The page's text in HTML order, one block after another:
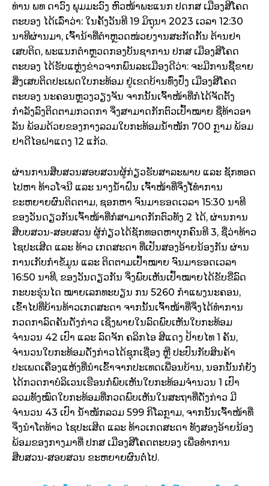
ທ່ານ ພທ ດາວົງ ພຸມມະວົງ ຫົວໜ້າພະແນກ ປດກສ ເມືອງສີໂຄດ
ຕະບອງ ໄດ້ເລົ່າວ່າ: ໃນຄັ້ງວັນທີ 19 ມິຖຸນາ 2023 ເວລາ 12:30
ນາທີຜ່ານມາ, ເຈົ້ານ້າທີ່ຕຳຫຼວດໜ່ວຍງານສະກັດກັ້ນ ຕ້ານຢາ
ເສບຕິດ, ພະແນກຕຳຫຼວດກອງບັນຊາການ ປກສ ເມືອງສິໂຄດ
ຕະບອງ ໄດ້ຮັບແຫຼ່ງຂ່າວຈາກພົນລະເມືອງດີວ່າ: ຈະມີການຊື້ຂາຍ
ສິ່ງເສບຕິດປະເພດໃບກະທ້ອມ ຢູ່ເຂດບ້ານທົ່ງປົ່ງ ເມືອງສີໂຄດ
ຕະບອງ ນະຄອນຫຼວງວຽງຈັນ ຈາກນັ້ນເຈົ້າໜ້າທີ່ກໍໄດ້ຈັດຕັ້ງ
ກຳລັງລົງຕິດຕາມກວດກາ ຈຶ່ງສາມາດກັກຕົວເປົ້າໝາຍ ຊື່ທ້າວອາ
ລັນ ພ້ອມດ້ວຍຂອງກາງລວມໃບກະທ້ອມນ້ຳໜັກ 700 ກຼາມ ພ້ອມ
ຢາດີໄອຝາແດງ 12 ແກ້ວ.
ຜ່ານການສືບສວນສອບສວນຜູ້ກ່ຽວຮັບສາລະພາບ ແລະ ຊັກທອດ
ໄປຫາ ທ້າວໂຈນີ ແລະ ນາງນ້ຳຝົນ ເຈົ້າໜ້າທີ່ຈຶ່ງໄ້ທຳການ
ຂະຫຍາຍຜົນຕິດຕາມ, ຊອກຫາ ຈົນມາຮອດເວລາ 15:30 ນາທີ
ຂອງວັນດຽວກັນເຈົ້າໜ້າທີ່ກໍສາມາດກັກຕົວທັງ 2 ໄດ້, ຜ່ານການ
ສືບບສວນ-ສອບສວນ ຜູ້ກ່ຽວໄດ້ຊັກທອດຫາບຸກຄົນທີ 3, ຊື່ວ່າທ້າວ
ໄຊປະເສີດ ແລະ ທ້າວ ເກດສະດາ ທີ່ເປັນສອງອ້າຍນ້ອງກັນ ຜ່ານ
ການເກັບກຳຂໍ້ມູນ ແລະ ຕິດຕາມເປົ້າໝາຍ ຈົນມາຮອດເວລາ
16:50 ນາທີ, ຂອງວັນດຽວກັນ ຈຶ່ງພົບເຫັນເປົ້າໝາຍໄດ້ຂັບຂີ່ລົດ
ກະບະຮຸ່ນໄດ ໝາຍເລກທະບຽນ ກນ 5260 ກຳແພງນະຄອນ,
ເຂົ້າໄປທີ່ບ້ານທ້າວເກດສະດາ ຈາກນັ້ນເຈົ້າໜ້າທີ່ຈຶ່ງໄດ້ທຳການ
ກວດກາລົດຄັນດັ່ງກ່າວ ເຊິ່ງພາຍໃນລົດພົບເຫັນໃບກະທ້ອມ
ຈຳນວນ 42 ເປົາ ແລະ ລົດຈັກ ຄລິກໄອ ສີແດງ ປ້າຍໄທ 1 ຄັນ,
ຈຳນວນໃບກະທ້ອມດັ່ງກ່າວໄດ້ຊຸກເຊື່ອງ ຫຼື ປະປົນກັບສິນຄ້າ
ປະເພດເຄື່ອງແຫ້ງທີ່ນຳເຂົ້າຈາກປະເທດເພື່ອນບ້ານ, ນອກນັ້ນກໍຍັງ
ໄດ້ກວດກາບໍລິເວນເຮືອນກໍພົບເຫັນໃບກະທ້ອມຈຳນວນ 1 ເປົາ
ລວມທັງໝົດໃບກະທ້ອມທີ່ກວດພົບເຫັນໃນສະຖາທີ່ດັ່ງກ່າວ ມີ
ຈຳນວນ 43 ເປົາ ນ້ຳໜັກລວມ 599 ກິໂລກຼາມ, ຈາກນັ້ນເຈົ້າໜ້າທີ່
ຈຶ່ງນຳໂຕທ້າວ ໄຊປະເສີດ ແລະ ທ້າວເກດສະດາ ທັງສອງອ້າຍນ້ອງ
ພ້ອມຂອງກາງມາທີ່ ປກສ ເມືອງສີໂຄດຕະບອງ ເພື່ອທຳການ
ສືບສວນ-ສອບສວນ ຂະຫຍາຍຜົນຕໍ່ໄປ.